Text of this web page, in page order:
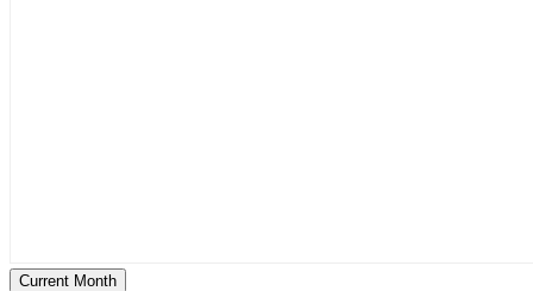
Current Month